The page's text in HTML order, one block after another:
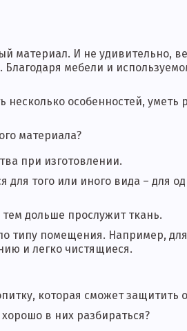
материал. И не удивительно,
Благодаря мебели и
особенностей, уметь
материала?
при изготовлении.
для того или иного вида – для
дольше прослужит ткань.
типу помещения. Например,
и легко чистящиеся.
которая сможет защитить
в них разбираться?